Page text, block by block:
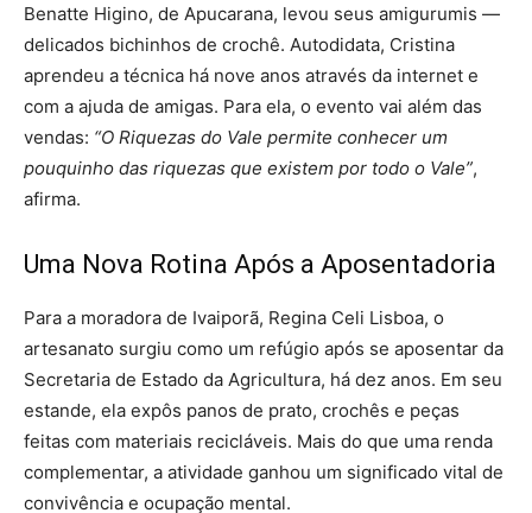
Benatte Higino, de Apucarana, levou seus amigurumis —
delicados bichinhos de crochê. Autodidata, Cristina
aprendeu a técnica há nove anos através da internet e
com a ajuda de amigas. Para ela, o evento vai além das
vendas: “O Riquezas do Vale permite conhecer um
pouquinho das riquezas que existem por todo o Vale”,
afirma.
Uma Nova Rotina Após a Aposentadoria
Para a moradora de Ivaiporã, Regina Celi Lisboa, o
artesanato surgiu como um refúgio após se aposentar da
Secretaria de Estado da Agricultura, há dez anos. Em seu
estande, ela expôs panos de prato, crochês e peças
feitas com materiais recicláveis. Mais do que uma renda
complementar, a atividade ganhou um significado vital de
convivência e ocupação mental.